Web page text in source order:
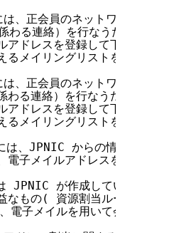
、正会員のネットワーク運用
る連絡）を行なうために利
アドレスを登録して下さい。
るメイリングリストを作成し
、正会員のネットワーク運用
わる連絡）を行なうために利
アドレスを登録して下さい。
るメイリングリストを作成し
、JPNIC からの情報提供
電子メイルアドレスを記入し
が作成しているドキュ
なもの( 資源割当ルールや割
電子メイルを用いて会員にお